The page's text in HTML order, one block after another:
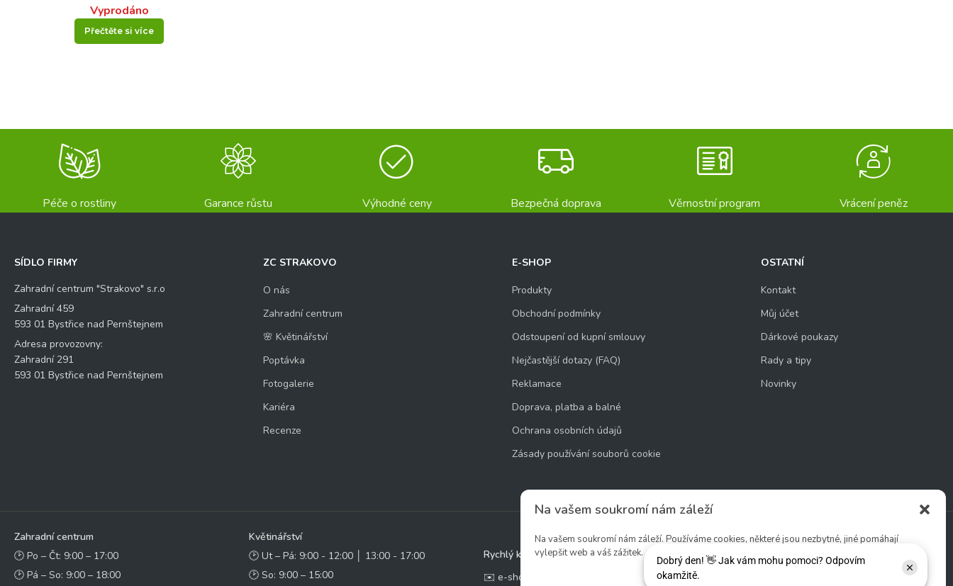
Na vašem soukromí nám záleží
Na vašem soukromí nám záleží. Používáme cookies, některé jsou nezbytné, jiné pomáhají
vylepšit web a váš zážitek.
Vyprodáno
Přečtěte si více
Péče o rostliny Garance růstu Výhodné ceny Bezpečná doprava Věrnostní program Vrácení peněz
SÍDLO FIRMY
Zahradní centrum "Strakovo" s.r.o
Zahradní 459
593 01 Bystřice nad Pernštejnem
Adresa provozovny:
Zahradní 291
593 01 Bystřice nad Pernštejnem
ZC STRAKOVO
O nás
Zahradní centrum
🌸 Květinářství
Poptávka
Fotogalerie
Kariéra
Recenze
E-SHOP
Produkty
Obchodní podmínky
Odstoupení od kupní smlouvy
Nejčastější dotazy (FAQ)
Reklamace
Doprava, platba a balné
Ochrana osobních údajů
Zásady používání souborů cookie
OSTATNÍ
Kontakt
Můj účet
Dárkové poukazy
Rady a tipy
Novinky
Zahradní centrum
🕑 Po – Čt: 9:00 – 17:00
🕑 Pá – So: 9:00 – 18:00
Květinářství
🕑 Ut – Pá: 9:00 - 12:00 │ 13:00 - 17:00
🕑 So: 9:00 – 15:00
Rychlý kontakt:
✉️ e-shop@zcstrakovo.cz
Sledujte nás: